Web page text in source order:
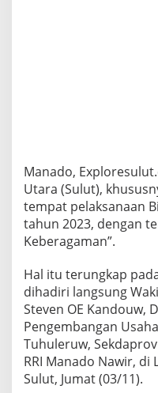
t
a
n
g
a
i
o
I
d
o
n
e
Manado,
Utara (Sulut),
tempat pelaksanaan
tahun 2023, dengan
Keberagaman”.
Hal itu terungkap
dihadiri langsung
Steven OE Kandouw,
Pengembangan
Tuhuleruw,
RRI Manado Nawir,
Sulut, Jumat (03/11).